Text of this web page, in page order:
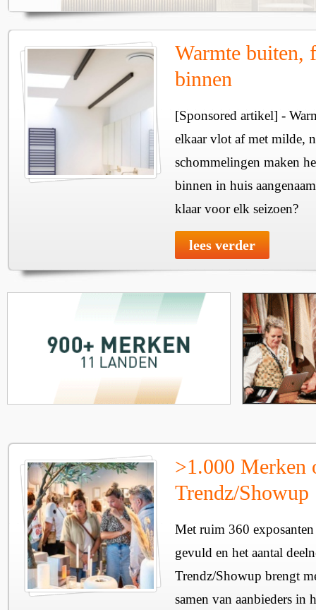
Warmte buiten,
binnen
[Sponsored artikel] -
elkaar vlot af met milde,
schommelingen maken
binnen in huis
klaar voor elk seizoen?
lees verder
>1.000 Merken
Trendz/Showup
Met ruim 360
gevuld en het aantal
Trendz/Showup brengt
samen van aanbieders in